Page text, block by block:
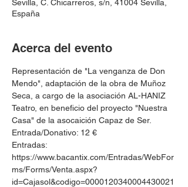
Sevilla, C. Chicarreros, s/n, 41004 Sevilla,
España
Acerca del evento
Representación de "La venganza de Don
Mendo", adaptación de la obra de Muñoz
Seca, a cargo de la asociación AL-HANIZ
Teatro, en beneficio del proyecto "Nuestra
Casa" de la asocaición Capaz de Ser.
Entrada/Donativo: 12 €
Entradas:
https://www.bacantix.com/Entradas/WebFor
ms/Forms/Venta.aspx?
id=Cajasol&codigo=0000120340004430021